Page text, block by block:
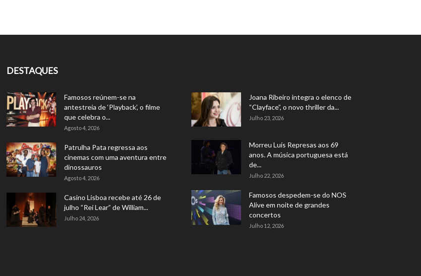
DESTAQUES
Famosos reúnem-se na
antestreia de ‘Playback’, o filme
que celebra o...
Agosto 4, 2026
Patrulha Pata regressa aos
cinemas com uma aventura entre
dinossauros
Agosto 4, 2026
Casino Lisboa recebe até 26 de
julho “Rei Lear” de William...
Julho 24, 2026
Joana Ribeiro integra o elenco de
“Clayface”, o novo thriller da...
Julho 23, 2026
Morreu Luís Represas aos 69
anos. A música portuguesa está
de...
Julho 22, 2026
Famosos despedem-se do NOS
Alive em noite de grandes
concertos
Julho 12, 2026